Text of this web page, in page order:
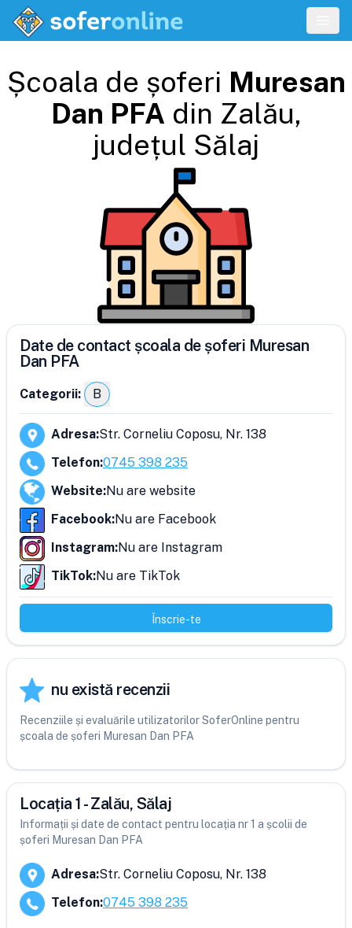
Școala de șoferi Muresan
Dan PFA din Zalău,
județul Sălaj
Date de contact școala de șoferi Muresan
Dan PFA
Categorii: B
Adresa:Str. Corneliu Coposu, Nr. 138
Telefon:0745 398 235
Website:Nu are website
Facebook:Nu are Facebook
Instagram:Nu are Instagram
TikTok:Nu are TikTok
Înscrie-te
nu există recenzii
Recenziile și evaluările utilizatorilor SoferOnline pentru
școala de șoferi Muresan Dan PFA
Locația 1 - Zalău, Sălaj
Informații și date de contact pentru locația nr 1 a școlii de
șoferi Muresan Dan PFA
Adresa:Str. Corneliu Coposu, Nr. 138
Telefon:0745 398 235